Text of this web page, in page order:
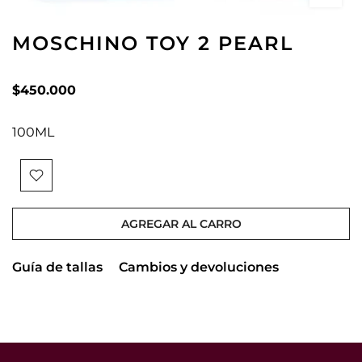
MOSCHINO TOY 2 PEARL
$450.000
100ML
AGREGAR AL CARRO
Guía de tallas Cambios y devoluciones